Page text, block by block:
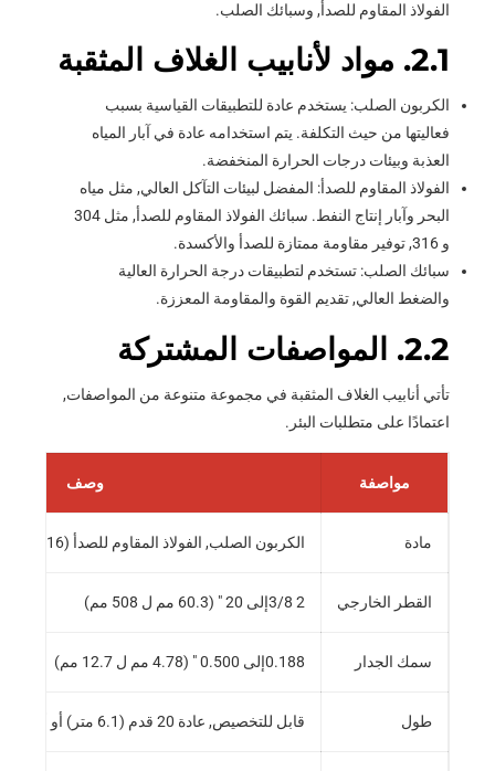
الفولاذ المقاوم للصدأ, وسبائك الصلب.
2.1. مواد لأنابيب الغلاف المثقبة
الكربون الصلب: يستخدم عادة للتطبيقات القياسية بسبب
فعاليتها من حيث التكلفة. يتم استخدامه عادة في آبار المياه
العذبة وبيئات درجات الحرارة المنخفضة.
الفولاذ المقاوم للصدأ: المفضل لبيئات التآكل العالي, مثل مياه
البحر وآبار إنتاج النفط. سبائك الفولاذ المقاوم للصدأ, مثل 304
و 316, توفير مقاومة ممتازة للصدأ والأكسدة.
سبائك الصلب: تستخدم لتطبيقات درجة الحرارة العالية
والضغط العالي, تقديم القوة والمقاومة المعززة.
2.2. المواصفات المشتركة
تأتي أنابيب الغلاف المثقبة في مجموعة متنوعة من المواصفات,
اعتمادًا على متطلبات البئر.
مواصفة وصف
مادة الكربون الصلب, الفولاذ المقاوم للصدأ (304/316), سبائك الصلب
القطر الخارجي 2 3/8إلى 20 " (60.3 مم ل 508 مم)
سمك الجدار 0.188إلى 0.500 " (4.78 مم ل 12.7 مم)
طول قابل للتخصيص, عادة 20 قدم (6.1 متر) أو أطول